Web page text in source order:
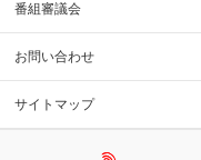
番組審議会
お問い合わせ
サイトマップ